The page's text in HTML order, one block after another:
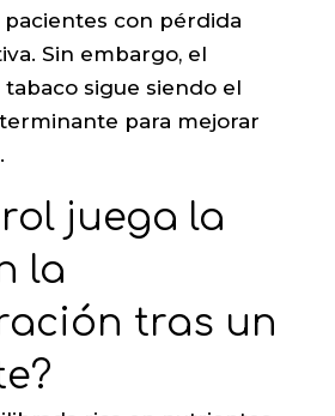
pacientes con pérdida
Sin embargo, el
sigue siendo el
para mejorar
juega la
la
tras un